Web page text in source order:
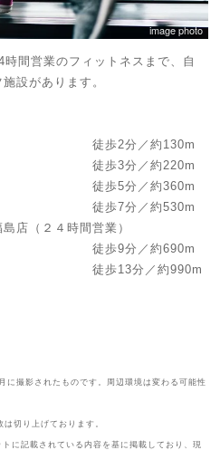
image photo
間営業のフィットネスまで、自
設があります。
歩2分／約130m
梅田 徒歩3分／約220m
5分／約360m
島 徒歩7分／約530m
島店（２４時間営業）
約690m
徒歩13分／約990m
撮影されたものです。周辺環境は変わる可能性
切り上げております。
に記載されている内容を基に掲載しており、現